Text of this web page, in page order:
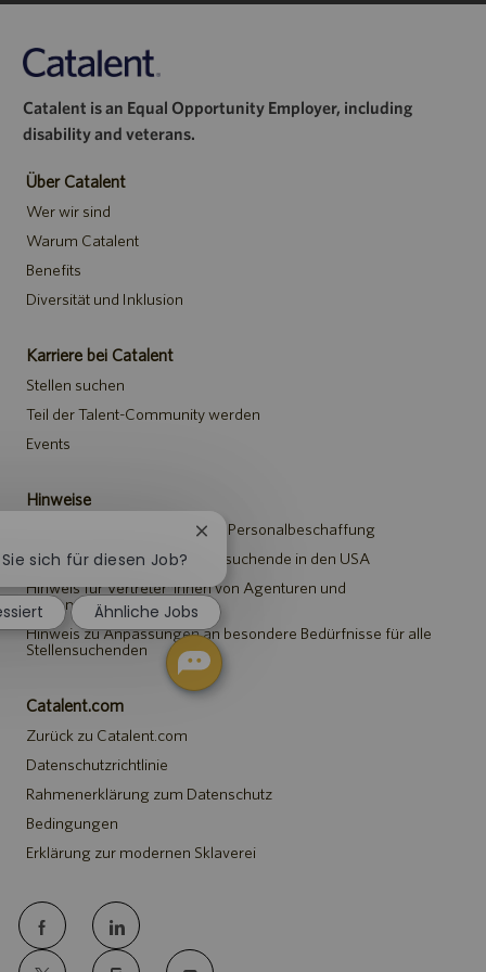
Catalent is an Equal Opportunity Employer, including
disability and veterans.
Über Catalent
Wer wir sind
Warum Catalent
Benefits
Diversität und Inklusion
Karriere bei Catalent
Stellen suchen
Teil der Talent-Community werden
Events
Hinweise
Datenschutzerklärung für die Personalbeschaffung
Sicherheitshinweis für Stellensuchende in den USA
Hinweis für Vertreter*innen von Agenturen und
Personalvermittlungen
Hinweis zu Anpassungen an besondere Bedürfnisse für alle
Stellensuchenden
Catalent.com
Zurück zu Catalent.com
Datenschutzrichtlinie
Rahmenerklärung zum Datenschutz
Bedingungen
Erklärung zur modernen Sklaverei
follow
sich für diesen Job?
Chatbot-
Benachrichtigung
schließen
Ähnliche Jobs